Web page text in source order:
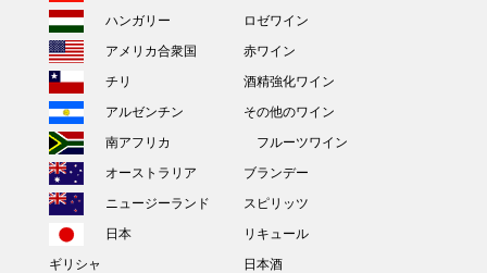
ハンガリー
アメリカ合衆国
チリ
アルゼンチン
南アフリカ
オーストラリア
ニュージーランド
日本
ギリシャ
ロゼワイン
赤ワイン
酒精強化ワイン
その他のワイン
フルーツワイン
ブランデー
スピリッツ
リキュール
日本酒